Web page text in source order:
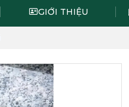
GIỚI THIỆU